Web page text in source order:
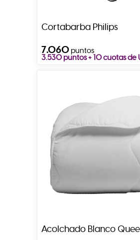
Cortabarba Philips
7.060puntos
3.530 puntos + 10 cuotas de
Acolchado Blanco